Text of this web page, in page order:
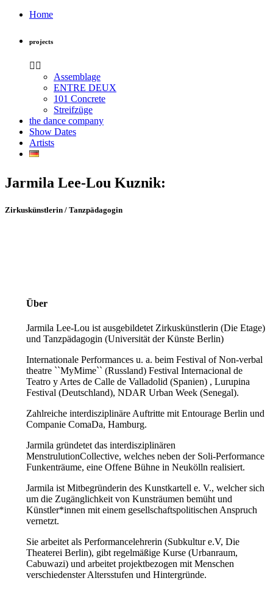
Home
projects
Assemblage
ENTRE DEUX
101 Concrete
Streifzüge
the dance company
Show Dates
Artists
Jarmila Lee-Lou Kuznik:
Zirkuskünstlerin / Tanzpädagogin
Über
Jarmila Lee-Lou ist ausgebildetet Zirkuskünstlerin (Die Etage)
und Tanzpädagogin (Universität der Künste Berlin)
Internationale Performances u. a. beim Festival of Non-verbal
theatre ``MyMime`` (Russland) Festival Internacional de
Teatro y Artes de Calle de Valladolid (Spanien) , Lurupina
Festival (Deutschland), NDAR Urban Week (Senegal).
Zahlreiche interdisziplinäre Auftritte mit Entourage Berlin und
Companie ComaDa, Hamburg.
Jarmila gründetet das interdisziplinären
MenstrulutionCollective, welches neben der Soli-Performance
Funkenträume, eine Offene Bühne in Neukölln realisiert.
Jarmila ist Mitbegründerin des Kunstkartell e. V., welcher sich
um die Zugänglichkeit von Kunsträumen bemüht und
Künstler*innen mit einem gesellschaftspolitischen Anspruch
vernetzt.
Sie arbeitet als Performancelehrerin (Subkultur e.V, Die
Theaterei Berlin), gibt regelmäßige Kurse (Urbanraum,
Cabuwazi) und arbeitet projektbezogen mit Menschen
verschiedenster Altersstufen und Hintergründe.